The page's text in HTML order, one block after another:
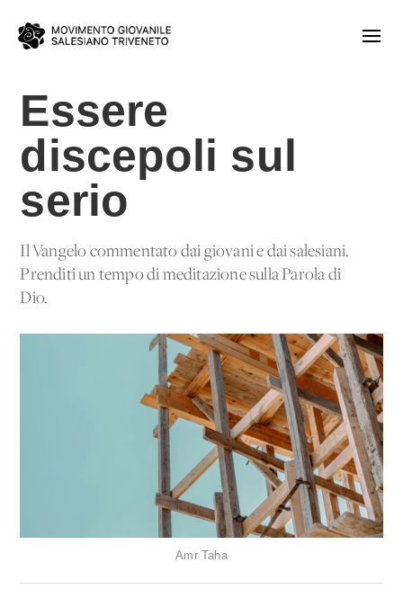
Essere
discepoli sul
serio
Il Vangelo commentato dai giovani e dai salesiani.
Prenditi un tempo di meditazione sulla Parola di
Dio.
Amr Taha